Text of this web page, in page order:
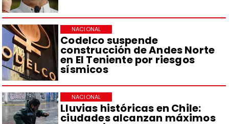
Codelco suspende
construcción de Andes Norte
en El Teniente por riesgos
sísmicos
NACIONAL
Lluvias históricas en Chile:
ciudades alcanzan máximos
NACIONAL